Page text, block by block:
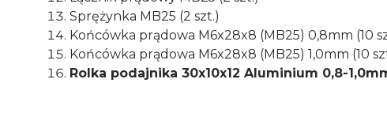
Sprężynka MB25 (2 szt.)
Końcówka prądowa M6x28x8 (MB25) 0,8mm (10
Końcówka prądowa M6x28x8 (MB25) 1,0mm (10
Rolka podajnika 30x10x12 Aluminium 0,8-